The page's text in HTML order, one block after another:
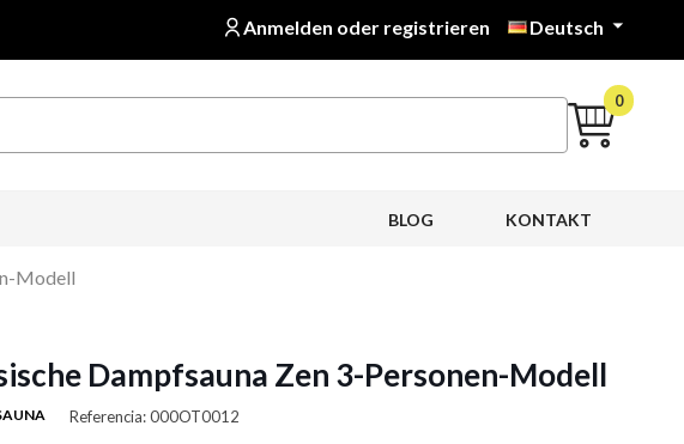
Anmelden oder registrieren Deutsch 
0
KONTAKT
BLOG
Modell
Dampfsauna Zen 3-Personen-Modell
Referencia: 000OT0012